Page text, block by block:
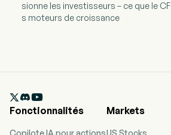
sionne les investisseurs – ce que le
s moteurs de croissance

Fonctionnalités
Copilote IA pour actions
Markets
US Stocks